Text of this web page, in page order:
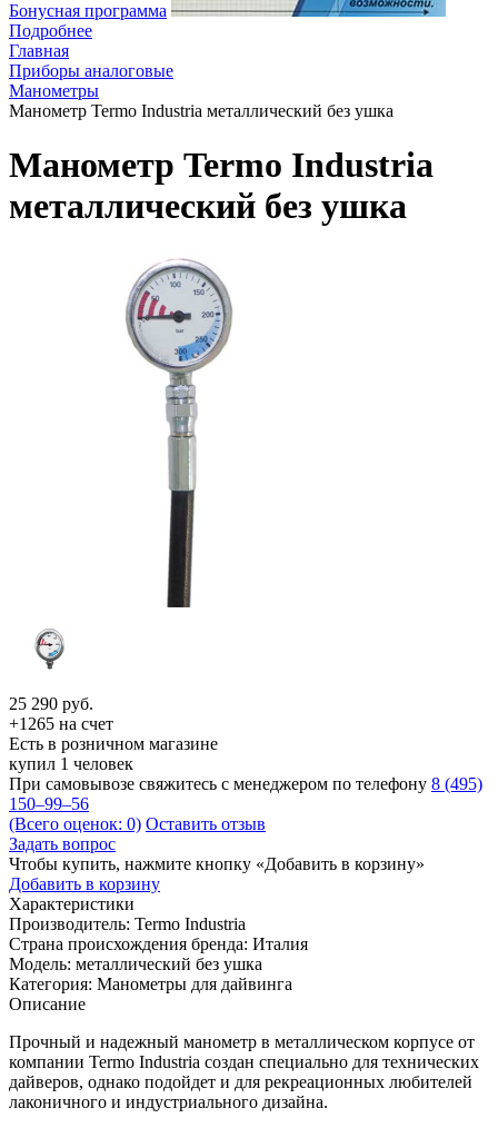
Бонусная программа
Подробнее
Главная
Приборы аналоговые
Манометры
Манометр Termo Industria металлический без ушка
Манометр Termo Industria
металлический без ушка
25 290 руб.
+1265 на счет
Есть в розничном магазине
купил 1 человек
При самовывозе свяжитесь с менеджером по телефону 8 (495)
150–99–56
(Всего оценок: 0) Оставить отзыв
Задать вопрос
Чтобы купить, нажмите кнопку «Добавить в корзину»
Добавить в корзину
Характеристики
Производитель: Termo Industria
Страна происхождения бренда: Италия
Модель: металлический без ушка
Категория: Манометры для дайвинга
Описание
Прочный и надежный манометр в металлическом корпусе от
компании Termo Industria создан специально для технических
дайверов, однако подойдет и для рекреационных любителей
лаконичного и индустриального дизайна.